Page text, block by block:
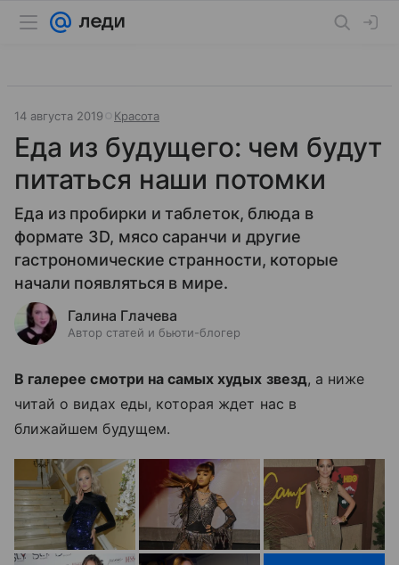
14 августа 2019 Красота
Еда из будущего: чем будут
питаться наши потомки
Еда из пробирки и таблеток, блюда в
формате 3D, мясо саранчи и другие
гастрономические странности, которые
начали появляться в мире.
Галина Глачева
Автор статей и бьюти-блогер
В галерее смотри на самых худых звезд, а ниже
читай о видах еды, которая ждет нас в
ближайшем будущем.